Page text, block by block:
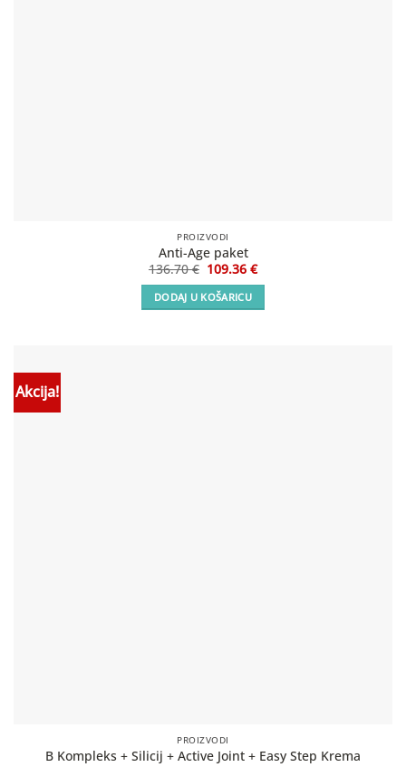
PROIZVODI
Anti-Age paket
136.70€ Izvorna
bila
je:
136.70 €.
109.36€Trenutna
DODAJ U KOŠARICU
Akcija!
PROIZVODI
B Kompleks + Silicij + Active Joint + Easy Step Krema